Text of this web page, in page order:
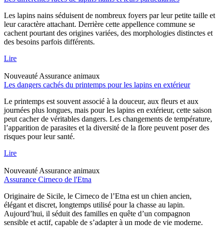
Les lapins nains séduisent de nombreux foyers par leur petite taille et
leur caractère attachant. Derrière cette appellence commune se
cachent pourtant des origines variées, des morphologies distinctes et
des besoins parfois différents.
Lire
Nouveauté Assurance animaux
Les dangers cachés du printemps pour les lapins en extérieur
Le printemps est souvent associé à la douceur, aux fleurs et aux
journées plus longues, mais pour les lapins en extérieur, cette saison
peut cacher de véritables dangers. Les changements de température,
l’apparition de parasites et la diversité de la flore peuvent poser des
risques pour leur santé.
Lire
Nouveauté Assurance animaux
Assurance Cirneco de l'Etna
Originaire de Sicile, le Cirneco de l’Etna est un chien ancien,
élégant et discret, longtemps utilisé pour la chasse au lapin.
Aujourd’hui, il séduit des familles en quête d’un compagnon
sensible et actif, capable de s’adapter à un mode de vie moderne.